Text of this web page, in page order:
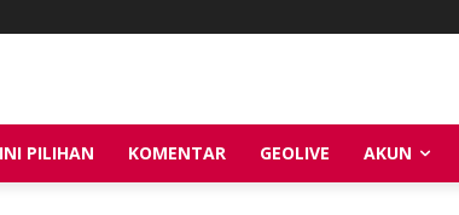
PILIHAN KOMENTAR GEOLIVE AKUN